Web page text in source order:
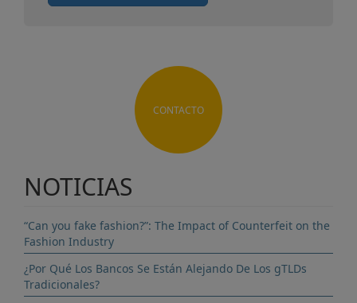
CONTACTO
NOTICIAS
“Can you fake fashion?”: The Impact of Counterfeit on the
Fashion Industry
¿Por Qué Los Bancos Se Están Alejando De Los gTLDs
Tradicionales?